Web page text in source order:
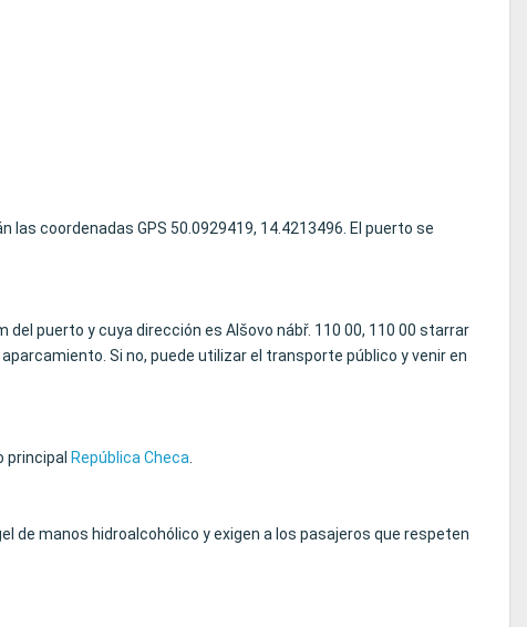
coordenadas GPS 50.0929419, 14.4213496. El puerto se
puerto y cuya dirección es Alšovo nábř. 110 00, 110 00 starrar
Si no, puede utilizar el transporte público y venir en
principal República Checa
de manos hidroalcohólico y exigen a los pasajeros que respeten